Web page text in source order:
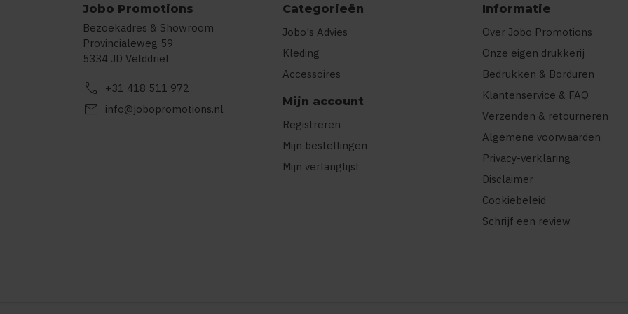
Jobo Promotions
Bezoekadres & Showroom
Provincialeweg 59
5334 JD Velddriel
call +31 418 511 972
mail info@jobopromotions.nl
Categorieën
Jobo's Advies
Kleding
Accessoires
Mijn account
Registreren
Mijn bestellingen
Mijn verlanglijst
Informatie
Over Jobo Promotions
Onze eigen drukkerij
Bedrukken & Borduren
Klantenservice & FAQ
Verzenden & retourneren
Algemene voorwaarden
Privacy-verklaring
Disclaimer
Cookiebeleid
Schrijf een review